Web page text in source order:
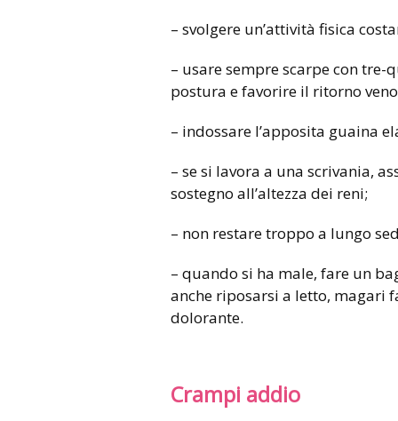
– svolgere un’attività fisica
– usare sempre scarpe con
postura e favorire il ritorno
– indossare l’apposita guaina
– se si lavora a una scrivania,
sostegno all’altezza dei reni;
– non restare troppo a lungo
– quando si ha male, fare un
anche riposarsi a letto, magari
dolorante.
Crampi addio